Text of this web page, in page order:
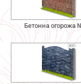
Бетонна огорожа